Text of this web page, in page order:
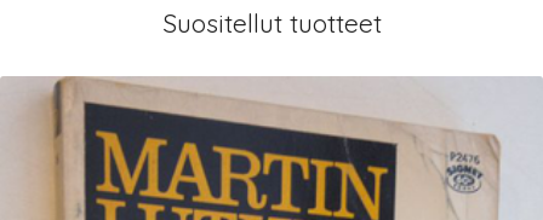
Suositellut tuotteet